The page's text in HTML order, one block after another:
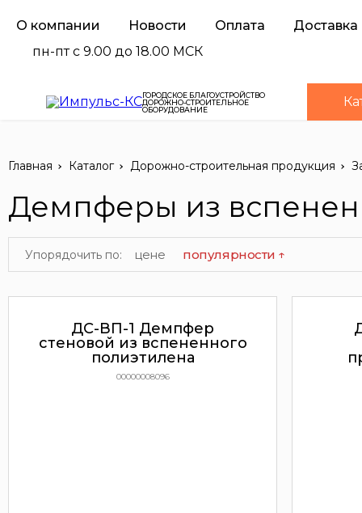
О компании Новости Оплата
Доставка
пн-пт с 9.00 до 18.00 МСК
ГОРОДСКОЕ БЛАГОУСТРОЙСТВО
ДОРОЖНО-СТРОИТЕЛЬНОЕ
ОБОРУДОВАНИЕ
Главная Каталог Дорожно-строительная продукция
Демпферы из
Упорядочить по: цене популярности ↑
ДС-ВП-1 Демпфер
стеновой из вспененного
полиэтилена
00000008096